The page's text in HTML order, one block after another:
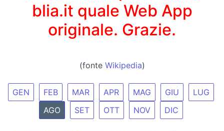
blia.it quale Web App
originale. Grazie.
(fonte Wikipedia)
GEN FEB MAR APR MAG GIU
LUG
AGO
SET OTT NOV DIC